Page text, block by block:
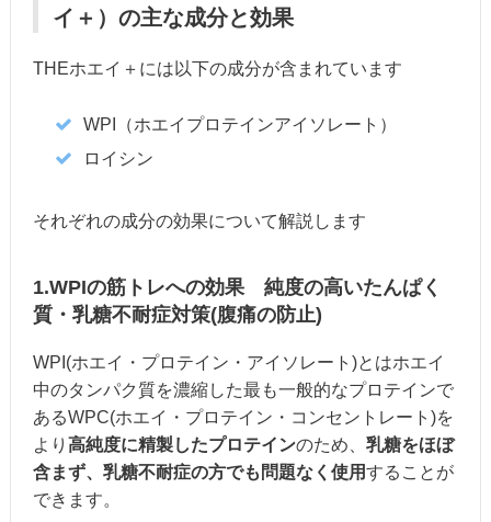
イ＋）の主な成分と効果
THEホエイ＋には以下の成分が含まれています
WPI（ホエイプロテインアイソレート）
ロイシン
それぞれの成分の効果について解説します
1.WPIの筋トレへの効果 純度の高いたんぱく
質・乳糖不耐症対策(腹痛の防止)
WPI(ホエイ・プロテイン・アイソレート)とはホエイ
中のタンパク質を濃縮した最も一般的なプロテインで
あるWPC(ホエイ・プロテイン・コンセントレート)を
より 高純度に精製したプロテインのため、 乳糖をほぼ
含まず、乳糖不耐症の方でも問題なく使用することが
できます。